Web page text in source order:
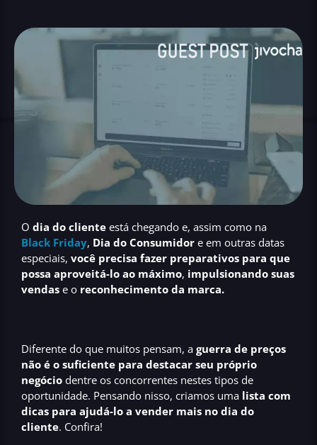
O dia do cliente está chegando e, assim como na
Black Friday, Dia do Consumidor e em outras datas
especiais, você precisa fazer preparativos para que
possa aproveitá-lo ao máximo, impulsionando suas
vendas e o reconhecimento da marca.
Diferente do que muitos pensam, a guerra de preços
não é o suficiente para destacar seu próprio
negócio dentre os concorrentes nestes tipos de
oportunidade. Pensando nisso, criamos uma lista com
dicas para ajudá-lo a vender mais no dia do
cliente. Confira!